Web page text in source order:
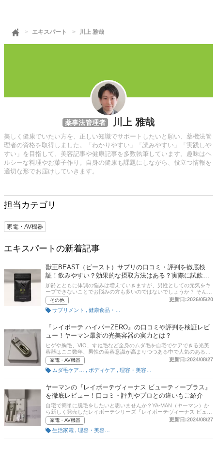
エキスパート 川上 雅哉
薬事法管理者 川上 雅哉
美しく健康でいたい方を、正しい知識でサポートしたいと願い、薬機法管
理者の資格を取得しました。「わかりやすい」「読みやすい」「実践しや
すい」を目指して、美容記事や健康記事を多数執筆しています。趣味はヘ
ルシーな料理やお菓子作り。自身の健康も課題にしながら、役立つ情報を
適切な形でお届けしていきます。
担当カテゴリ
家電・AV機器
エキスパートの新着記事
獣王BEAST（ビースト）サプリの口コミ・評判を徹底検
証！飲みやすい？効果的な摂取方法はある？実際に試飲し
てレビュー
加齢とともに体調の悩みは増えていきますが、男性としての元気をキ
ープできないことでお悩みの方も多いのではないでしょうか？ そんな
ときに頼りになるのが活力サプリメントです！この記事では、週刊誌
にも取り上げられたサプリメント獣王BEAST（ビースト）について詳
しく解説。口コミを調査し、実際に試してレビューをしています。夜
にもうひと踏ん張り元気がほしい方、仕事もプライベートも精力的に
取り組みたい方、年齢に負けたくない方は、ぜひチェックをしてみて
ください！
その他
更新日:2026/05/20
サプリメント
『レイボーテ ハイパーZERO』の口コミや評判を検証レビ
ュー！ヤーマン最新の光美容器の実力とは？
ヒゲや胸毛、VIO、すね毛など全身のムダ毛を自宅でケアできる光美
容器はここ数年、男性の美容意識が高まりつつある中で人気のある美
容家電です。そんな中で独自のテクノロジーでムダ毛ケアだけでなく
美容にもこだわっているYA-MAN（ヤーマン）のレイボーテシリーズ
になります。今回はそんなYA-MAN（ヤーマン）光美容器からメンズ
向けモデル『レイボーテ ハイパーZERO』が発売されたので実際に使
い感想や使用感をレビューしてみました。口コミや評判、『レイボー
テヴィーナス ビューティープラス』との違いも掲載をしているので是
非参考にしてみてください。
家電・AV機器
更新日:2024/08/27
ボディケア
ヤーマンの『レイボーテヴィーナス ビューティープラス』
を徹底レビュー！口コミ・評判やプロとの違いもご紹介
自宅で簡単に脱毛をしたいと思いませんか？YA-MAN（ヤーマン）か
ら新しく発売したレイボーテシリーズ『レイボーテヴィーナス ビュー
ティープラス』はコードレス＆防水機能を備えた、話題の家庭用光美
容器です。この記事ではYA-MAN（ヤーマン）『レイボーテヴィーナ
ス ビューティープラス』を実際に使ってみた感想や効果などをレビュ
ーしています。商品の特徴やレイボーテヴィーナスプロとの違いも掲
家電・AV機器
更新日:2024/08/27
生活家電